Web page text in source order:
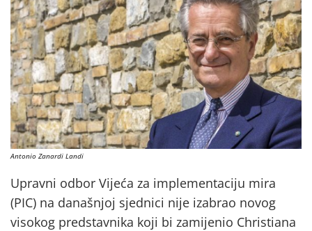
Antonio Zanardi Landi
Upravni odbor Vijeća za implementaciju mira
(PIC) na današnjoj sjednici nije izabrao novog
visokog predstavnika koji bi zamijenio Christiana